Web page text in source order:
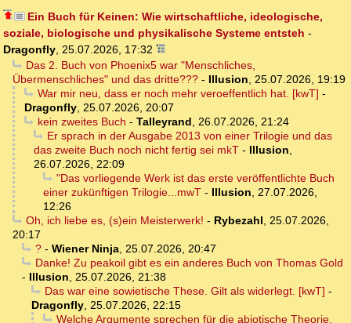
Ein Buch für Keinen: Wie wirtschaftliche, ideologische,
soziale, biologische und physikalische Systeme entsteh -
Dragonfly, 25.07.2026, 17:32
Das 2. Buch von Phoenix5 war "Menschliches,
Übermenschliches" und das dritte??? - Illusion, 25.07.2026, 19:19
War mir neu, dass er noch mehr veroeffentlich hat. [kwT] -
Dragonfly, 25.07.2026, 20:07
kein zweites Buch - Talleyrand, 26.07.2026, 21:24
Er sprach in der Ausgabe 2013 von einer Trilogie und das
das zweite Buch noch nicht fertig sei mkT - Illusion,
26.07.2026, 22:09
"Das vorliegende Werk ist das erste veröffentlichte Buch
einer zukünftigen Trilogie...mwT - Illusion, 27.07.2026,
12:26
Oh, ich liebe es, (s)ein Meisterwerk! - Rybezahl, 25.07.2026,
20:17
?- Wiener Ninja, 25.07.2026, 20:47
Danke! Zu peakoil gibt es ein anderes Buch von Thomas Gold
- Illusion, 25.07.2026, 21:38
Das war eine sowietische These. Gilt als widerlegt. [kwT] -
Dragonfly, 25.07.2026, 22:15
Welche Argumente sprechen für die abiotische Theorie.